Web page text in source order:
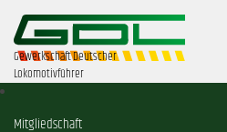
Gewerkschaft Deutscher
Lokomotivführer
Mitgliedschaft